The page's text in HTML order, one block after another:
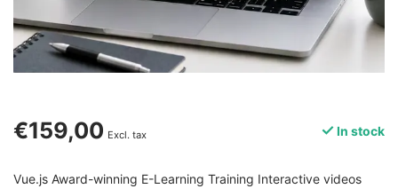
€159,00 Excl. tax In stock
Vue.js Award-winning E-Learning Training Interactive videos